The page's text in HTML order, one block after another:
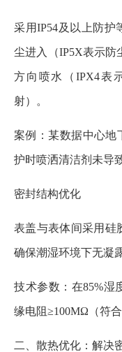
采用IP54及以上防护
尘进入（IP5X表示防
方向喷水（IPX4表
射）。
案例：某数据中心地
护时喷洒清洁剂未导
密封结构优化
表盖与表体间采用硅
确保潮湿环境下无凝
技术参数：在85%湿
缘电阻≥100MΩ（符合
二、散热优化：解决